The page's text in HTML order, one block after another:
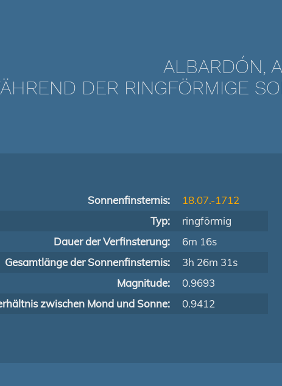
ALBARDÓN,
DER RINGFÖRMIGE
Sonnenfinsternis:
18.07.-1712
Typ:
ringförmig
Dauer der Verfinsterung:
6m 16s
Gesamtlänge der Sonnenfinsternis:
3h 26m 31s
Magnitude:
0.9693
zwischen Mond und Sonne:
0.9412